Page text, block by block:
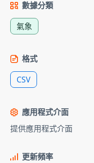
數據分類
氣象
格式
CSV
應用程式介面
提供應用程式介面
更新頻率